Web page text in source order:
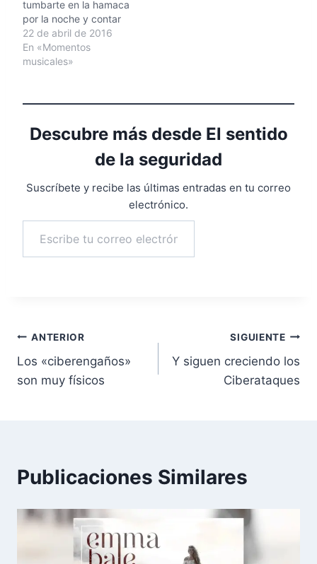
tumbarte en la hamaca
por la noche y contar
estrellas. Counting Star,
en las voces de Lost
Frequencies, Te pongo
descansas un rato
"Counting Stars"
22 de abril de 2016
En «Momentos
musicales»
Descubre más desde El sentido
de la seguridad
Suscríbete y recibe las últimas entradas en tu correo
electrónico.
Escribe tu correo electrónico…
Navegación
de
ANTERIOR
Los «ciberengaños»
son muy físicos
SIGUIENTE
Y siguen creciendo los
Ciberataques
Publicaciones Similares